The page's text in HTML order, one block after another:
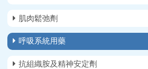
肌肉鬆弛劑
呼吸系統用藥
抗組織胺及精神安定劑